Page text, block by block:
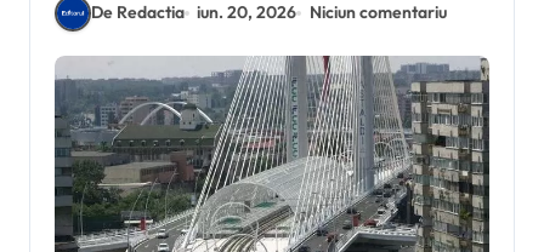
De Redactia iun. 20, 2026 Niciun comentariu